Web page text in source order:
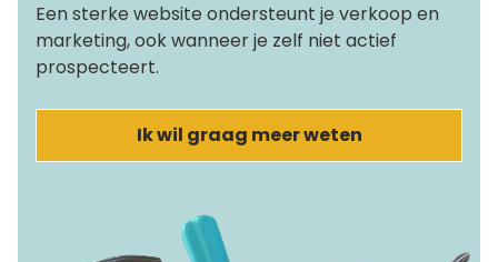
Een sterke website ondersteunt je verkoop en
marketing, ook wanneer je zelf niet actief
prospecteert.
Ik wil graag meer weten